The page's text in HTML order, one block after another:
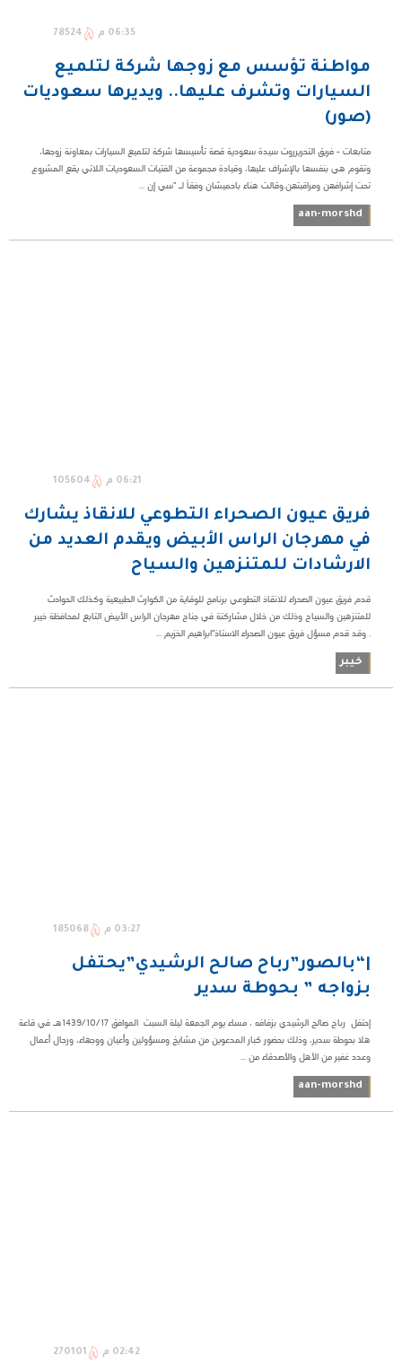
06:35 م 78524
مواطنة تؤسس مع زوجها شركة لتلميع
السيارات وتشرف عليها.. ويديرها سعوديات
(صور)
متابعات - فريق التحريرروت سيدة سعودية قصة تأسيسها شركة لتلميع السيارات بمعاونة زوجها،
وتقوم هي بنفسها بالإشراف عليها، وقيادة مجموعة من الفتيات السعوديات اللاتي يقع المشروع
تحت إشرافهن ومراقبتهن.وقالت هناء باحميشان وفقاً لـ "سي إن ...
aan-morshd
06:21 م 105604
فريق عيون الصحراء التطوعي للانقاذ يشارك
في مهرجان الراس الأبيض ويقدم العديد من
الارشادات للمتنزهين والسياح
قدم فريق عيون الصحراء للانقاذ التطوعي برنامج للوقاية من الكوارث الطبيعية وكذلك الحوادث
للمتنزهين والسياح وذلك من خلال مشاركتة في جناح مهرجان الراس الأبيض التابع لمحافظة خيبر
. وقد قدم مسؤل فريق عيون الصحراء الاستاذ"ابراهيم الخزيم ...
خيبر
03:27 م 185068
|“بالصور”رباح صالح الرشيدي”يحتفل
بزواجه ” بحوطة سدير
إحتفل رباح صالح الرشيدي بزفافه ، مساء يوم الجمعة ليلة السبت الموافق 1439/10/17هـ في قاعة
هلا بحوطة سدير، وذلك بحضور كبار المدعوين من مشايخ ومسؤولين وأعيان ووجهاء، ورجال أعمال
وعدد غفير من الأهل والأصدقاء من ...
aan-morshd
02:42 م 270101